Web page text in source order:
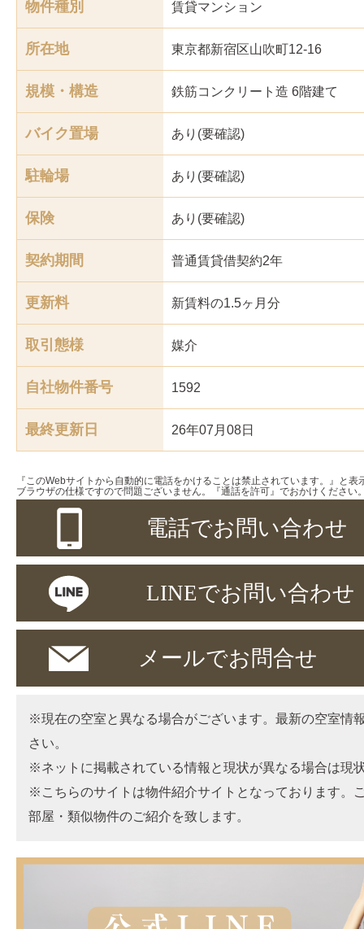
物件種別 賃貸マンション
所在地 東京都新宿区山吹町12-16
規模・構造 鉄筋コンクリート造 6階建て
バイク置場 あり(要確認)
駐輪場 あり(要確認)
保険 あり(要確認)
契約期間 普通賃貸借契約2年
更新料 新賃料の1.5ヶ月分
取引態様 媒介
自社物件番号 1592
最終更新日 26年07月08日
『このWebサイトから自動的に電話をかけることは禁止されています。』と
ブラウザの仕様ですので問題ございません。『通話を許可』でおかけください
電話でお問い合わせ
LINEでお問い合わせ
メールでお問合せ
※現在の空室と異なる場合がございます。最新の空室情
さい。
※ネットに掲載されている情報と現状が異なる場合は現
※こちらのサイトは物件紹介サイトとなっております。
部屋・類似物件のご紹介を致します。